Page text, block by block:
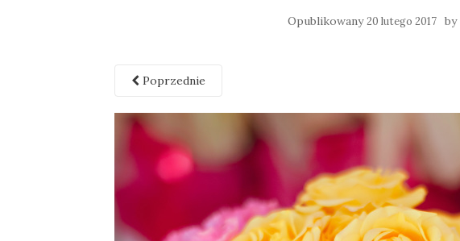
Opublikowany20 lutego 2017 by
Poprzednie